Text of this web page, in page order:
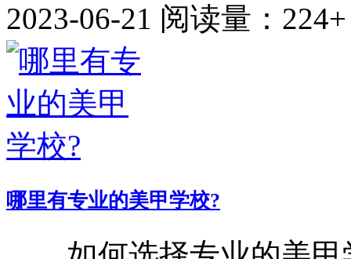
2023-06-21 阅读量：224+
哪里有专业的美甲学校?